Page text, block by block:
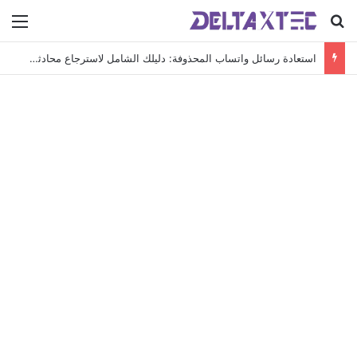
بحث عن
استعادة رسائل واتساب المحذوفة: دليلك الشامل لاسترجاع محادثاتك الهامة